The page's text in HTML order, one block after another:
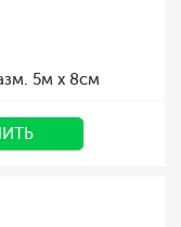
5м х 8cм